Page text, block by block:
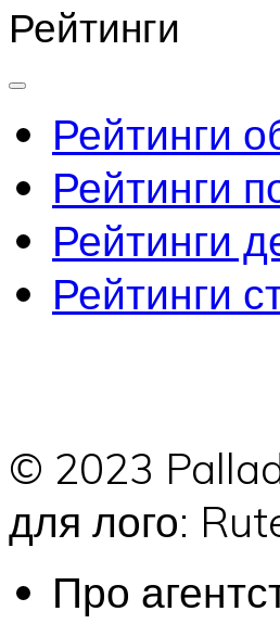
Рейтинги
Рейтинги
Рейтинги
Рейтинги
Рейтинги
© 2023
для лого:
Про